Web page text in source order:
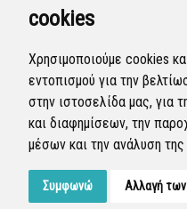
cookies
Χρησιμοποιούμε cookies
εντοπισμού για την
στην ιστοσελίδα μας, για
και διαφημίσεων, την
μέσων και την ανάλυση
Συμφωνώ Αλλαγή
Διεύθυνση
(Επόπτης)
25 Μαΐ 2026 - 08:19
Η αναφορά